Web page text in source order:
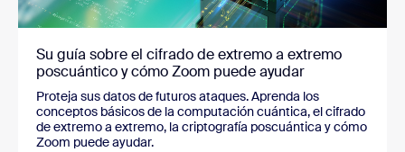
Su guía sobre el cifrado de extremo a extremo
poscuántico y cómo Zoom puede ayudar
Proteja sus datos de futuros ataques. Aprenda los
conceptos básicos de la computación cuántica, el cifrado
de extremo a extremo, la criptografía poscuántica y cómo
Zoom puede ayudar.